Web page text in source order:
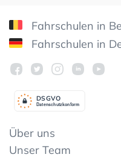
Fahrschulen in
Fahrschulen in
Datenschutzkonform
DSGVO
Über uns
Unser Team